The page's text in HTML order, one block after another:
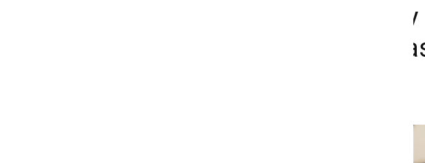
Cartagena: tradición, gastronomía y
cultura se despiden con jornada